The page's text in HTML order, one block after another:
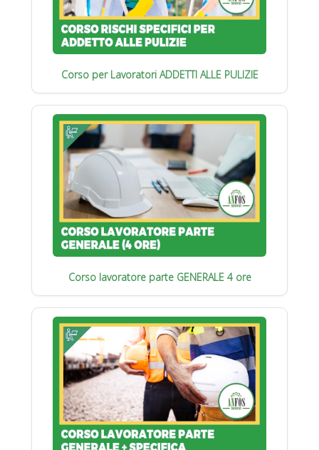
Corso per Lavoratori ADDETTI ALLE PULIZIE
Corso lavoratore parte GENERALE 4 ore